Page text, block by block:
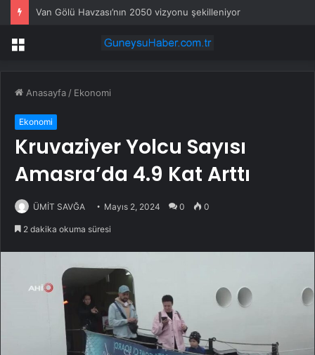
Van Gölü Havzası’nın 2050 vizyonu şekilleniyor
Menü
Anasayfa / Ekonomi
Ekonomi
Kruvaziyer Yolcu Sayısı
Amasra’da 4.9 Kat Arttı
ÜMİT SAVĞA Mayıs 2, 2024 0 0
2 dakika okuma süresi